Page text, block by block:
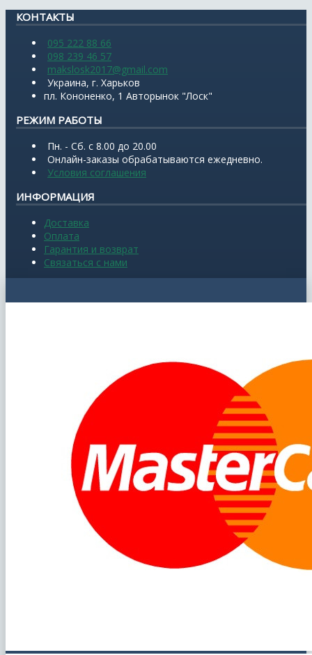
КОНТАКТЫ
095 222 88 66
098 239 46 57
makslosk2017@gmail.com
Украина, г. Харьков
пл. Кононенко, 1 Авторынок "Лоск"
РЕЖИМ РАБОТЫ
Пн. - Сб. с 8.00 до 20.00
Онлайн-заказы обрабатываются ежедневно.
Условия соглашения
ИНФОРМАЦИЯ
Доставка
Оплата
Гарантия и возврат
Связаться с нами